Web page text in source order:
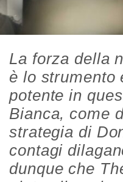
La forza della
è lo strumento
potente in
Bianca, come
strategia di
contagi
dunque che